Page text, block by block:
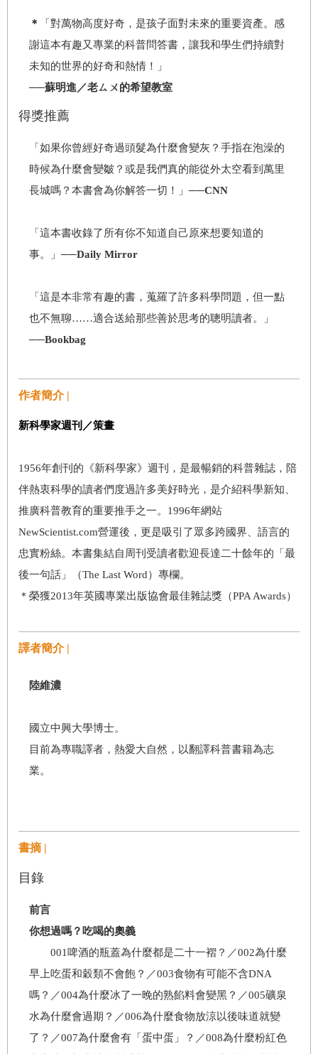
＊
「對萬物高度好奇，是孩子面對未來的重要資產。感
謝這本有趣又專業的科普問答書，讓我和學生們持續對
未知的世界的好奇和熱情！」
──蘇明進／老ㄙㄨ的希望教室
得獎推薦
「如果你曾經好奇過頭髮為什麼會變灰？手指在泡澡的
時候為什麼會變皺？或是我們真的能從外太空看到萬里
長城嗎？本書會為你解答一切！」 ──CNN
「這本書收錄了所有你不知道自己原來想要知道的
事。」 ──Daily Mirror
「這是本非常有趣的書，蒐羅了許多科學問題，但一點
也不無聊……適合送給那些善於思考的聰明讀者。」
──Bookbag
作者簡介 |
新科學家週刊／策畫​
1956年創刊的《新科學家》週刊，是最暢銷的科普雜誌，陪
伴熱衷科學的讀者們度過許多美好時光，是介紹科學新知、
推廣科普教育的重要推手之一。1996年網站
NewScientist.com營運後，更是吸引了眾多跨國界、語言的
忠實粉絲。本書集結自周刊受讀者歡迎長達二十餘年的「最
後一句話」（The Last Word）專欄。
＊榮獲2013年英國專業出版協會最佳雜誌獎（PPA Awards）
譯者簡介 |
陸維濃
國立中興大學博士。
目前為專職譯者，熱愛大自然，以翻譯科普書籍為志
業。
書摘 |
目錄
前言
你想過嗎？吃喝的奧義
001啤酒的瓶蓋為什麼都是二十一褶？／002為什麼
早上吃蛋和穀類不會飽？／003食物有可能不含DNA
嗎？／004為什麼冰了一晚的熟餡料會變黑？／005礦泉
水為什麼會過期？／006為什麼食物放涼以後味道就變
了？／007為什麼會有「蛋中蛋」？／008為什麼粉紅色